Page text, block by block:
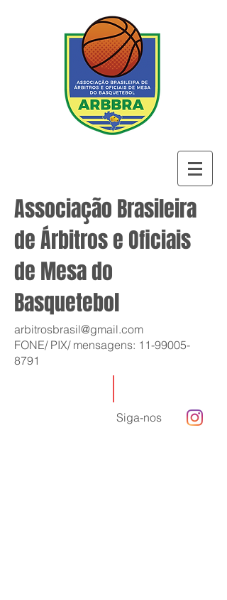
Associação Brasileira
de Árbitros e Oficiais
de Mesa do
Basquetebol
arbitrosbrasil@gmail.com
FONE/ PIX/ mensagens: 11-99005-
8791
Siga-nos